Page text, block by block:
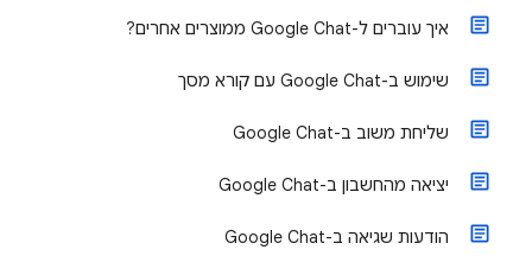
איך עוברים ל-Google Chat ממוצרים אחרים?
שימוש ב-Google Chat עם קורא מסך
שליחת משוב ב-Google Chat
יציאה מהחשבון ב-Google Chat
הודעות שגיאה ב-Google Chat